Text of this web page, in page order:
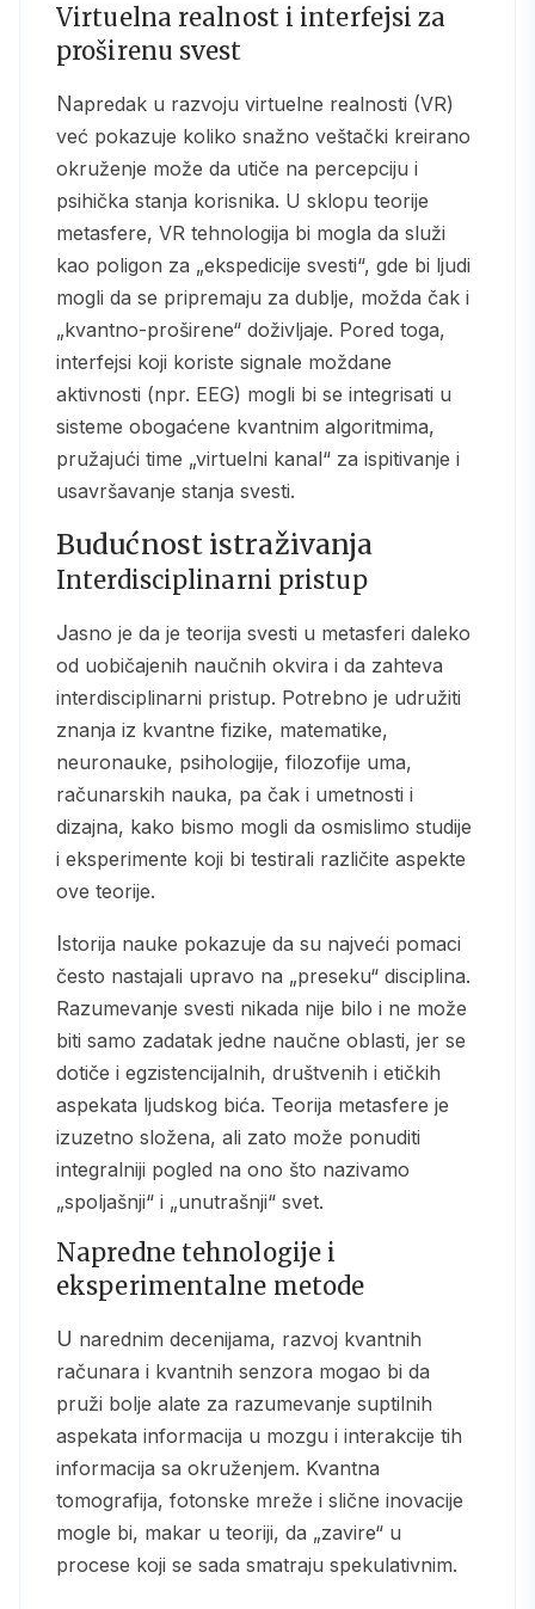
Virtuelna realnost i interfejsi za
proširenu svest
Napredak u razvoju virtuelne realnosti (VR)
već pokazuje koliko snažno veštački kreirano
okruženje može da utiče na percepciju i
psihička stanja korisnika. U sklopu teorije
metasfere, VR tehnologija bi mogla da služi
kao poligon za „ekspedicije svesti“, gde bi ljudi
mogli da se pripremaju za dublje, možda čak i
„kvantno-proširene“ doživljaje. Pored toga,
interfejsi koji koriste signale moždane
aktivnosti (npr. EEG) mogli bi se integrisati u
sisteme obogaćene kvantnim algoritmima,
pružajući time „virtuelni kanal“ za ispitivanje i
usavršavanje stanja svesti.
Budućnost istraživanja
Interdisciplinarni pristup
Jasno je da je teorija svesti u metasferi daleko
od uobičajenih naučnih okvira i da zahteva
interdisciplinarni pristup. Potrebno je udružiti
znanja iz kvantne fizike, matematike,
neuronauke, psihologije, filozofije uma,
računarskih nauka, pa čak i umetnosti i
dizajna, kako bismo mogli da osmislimo studije
i eksperimente koji bi testirali različite aspekte
ove teorije.
Istorija nauke pokazuje da su najveći pomaci
često nastajali upravo na „preseku“ disciplina.
Razumevanje svesti nikada nije bilo i ne može
biti samo zadatak jedne naučne oblasti, jer se
dotiče i egzistencijalnih, društvenih i etičkih
aspekata ljudskog bića. Teorija metasfere je
izuzetno složena, ali zato može ponuditi
integralniji pogled na ono što nazivamo
„spoljašnji“ i „unutrašnji“ svet.
Napredne tehnologije i
eksperimentalne metode
U narednim decenijama, razvoj kvantnih
računara i kvantnih senzora mogao bi da
pruži bolje alate za razumevanje suptilnih
aspekata informacija u mozgu i interakcije tih
informacija sa okruženjem. Kvantna
tomografija, fotonske mreže i slične inovacije
mogle bi, makar u teoriji, da „zavire“ u
procese koji se sada smatraju spekulativnim.